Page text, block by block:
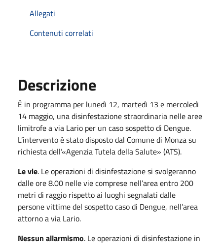
Allegati
Contenuti correlati
Descrizione
È in programma per lunedì 12, martedì 13 e mercoledì
14 maggio, una disinfestazione straordinaria nelle aree
limitrofe a via Lario per un caso sospetto di Dengue.
L’intervento è stato disposto dal Comune di Monza su
richiesta dell’«Agenzia Tutela della Salute» (ATS).
Le vie. Le operazioni di disinfestazione si svolgeranno
dalle ore 8.00 nelle vie comprese nell’area entro 200
metri di raggio rispetto ai luoghi segnalati dalle
persone vittime del sospetto caso di Dengue, nell’area
attorno a via Lario.
Nessun allarmismo. Le operazioni di disinfestazione in